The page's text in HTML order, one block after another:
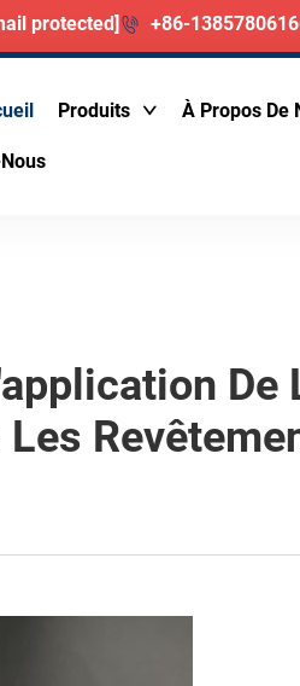
protected] +86-
Produits À Propos De
De
Les